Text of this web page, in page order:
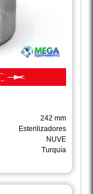
242 mm
Esterilizadores
NUVE
Turquía